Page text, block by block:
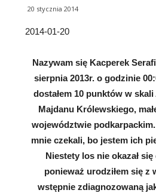
20 stycznia 2014
2014-01-20
Nazywam się Kacperek
sierpnia 2013r. o godzinie
dostałem 10 punktów w skali
Majdanu Królewskiego,
województwie
mnie czekali, bo jestem ich
Niestety los nie okazał się
ponieważ urodziłem się z
wstępnie zdiagnozowaną